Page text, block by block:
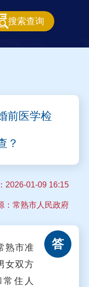
前医学检
？
2026-01-09 16:15
：常熟市人民政府
答
熟市准
女双方
常住人